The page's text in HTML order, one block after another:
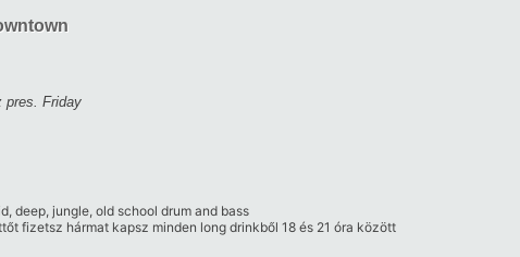
pres. Friday
deep, jungle, old school drum and bass
fizetsz hármat kapsz minden long drinkből 18 és 21 óra között